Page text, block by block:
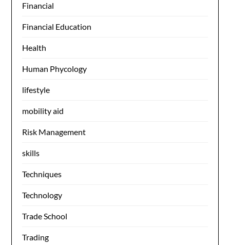
Financial
Financial Education
Health
Human Phycology
lifestyle
mobility aid
Risk Management
skills
Techniques
Technology
Trade School
Trading